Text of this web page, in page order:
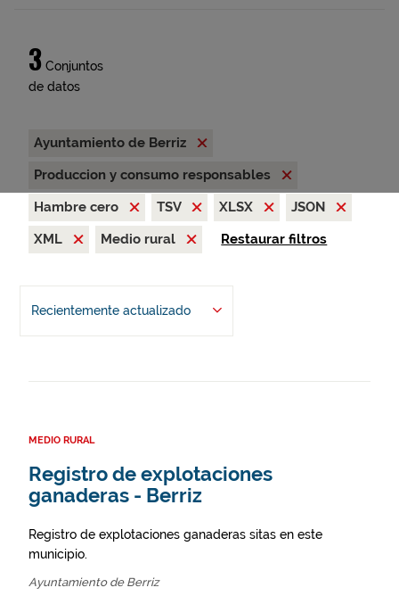
3 Conjuntos
de datos
Ayuntamiento de Berriz
Produccion y consumo responsables
Hambre cero
TSV XLSX
JSON
XML
Medio rural Restaurar filtros
Recientemente actualizado
MEDIO RURAL
Registro de explotaciones
ganaderas - Berriz
Registro de explotaciones ganaderas sitas en este
municipio.
Ayuntamiento de Berriz